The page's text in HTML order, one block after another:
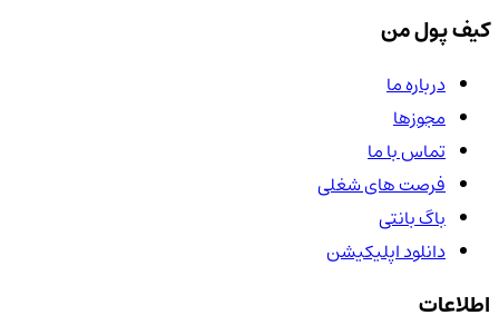
کیف پول من
درباره ما
مجوزها
تماس با ما
فرصت های شغلی
باگ بانتی
دانلود اپلیکیشن
اطلاعات